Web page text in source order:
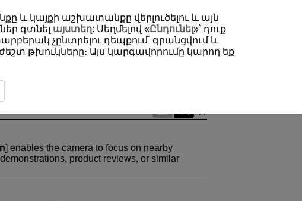
] enables the camera to focus on nearby
product reviews, or similar
և կայքի աշխատանքը վերլուծելու և այն
գտնել այստեղ: Սեղմելով «Ընդունել»՝ դուք
չընտրելու դեպքում՝ գրանցվում և
թխուկները։ Այս կարգավորումը կարող եք